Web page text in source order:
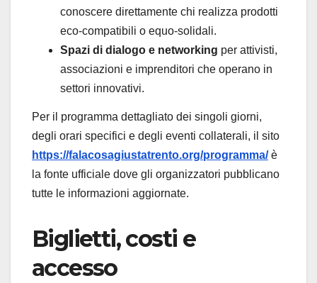
conoscere direttamente chi realizza prodotti
eco‑compatibili o equo‑solidali.
Spazi di dialogo e networking per attivisti,
associazioni e imprenditori che operano in
settori innovativi.
Per il programma dettagliato dei singoli giorni,
degli orari specifici e degli eventi collaterali, il sito
https://falacosagiustatrento.org/programma/è
la fonte ufficiale dove gli organizzatori pubblicano
tutte le informazioni aggiornate.
Biglietti, costi e
accesso